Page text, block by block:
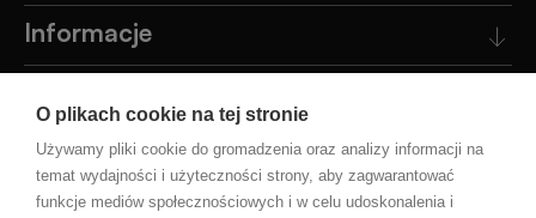
O plikach cookie na tej stronie
Używamy pliki cookie do gromadzenia oraz analizy informacji na
temat wydajności i użyteczności strony, aby zagwarantować
funkcje mediów społecznościowych i w celu udoskonalenia i
Informacje
Pomoc